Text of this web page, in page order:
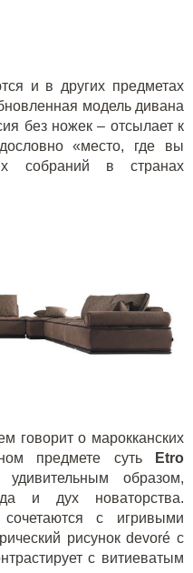
и в других предметах
модель дивана
без ножек – отсылает к
«место, где вы
собраний в странах
говорит о марокканских
предмете суть
Etro
образом,
и дух новаторства.
с игривыми
рисунокdevoré с
с витиеватым